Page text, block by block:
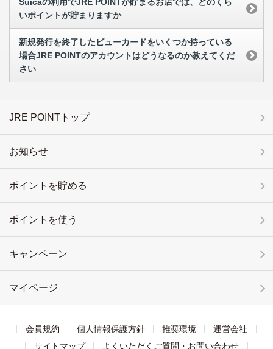
いポイントが貯まりますか
新規発行を終了したビューカードをいくつか持っている
場合JRE POINTのアカウントはどうなるのか教えてくだ
さい
JRE POINTトップ
お知らせ
ポイントを貯める
ポイントを使う
キャンペーン
マイページ
会員規約 個人情報保護方針 推奨環境
運営会社
サイトマップ
よくいただくご質問・お問い合わせ